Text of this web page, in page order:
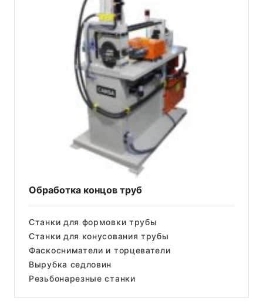
Обработка концов труб
Станки для формовки трубы
Станки для конусования трубы
Фаскосниматели и торцеватели
Вырубка седловин
Резьбонарезные станки